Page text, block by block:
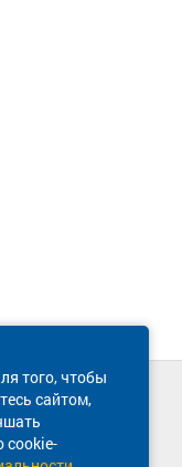
того, чтобы
сайтом,
cookie-
сайта
38